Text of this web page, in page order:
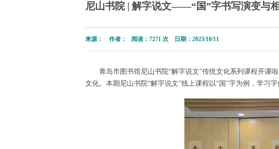
尼山书院 | 解字说文——“国”字书写演变与
来源： 作者： 阅读： 7271 次 日期：2023/10/11
青岛市图书馆尼山书院“解字说文”传统文化系列课程开课
文化。本期尼山书院“解字说文”线上课程以“国”字为例，学习